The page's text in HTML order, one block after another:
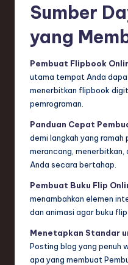
Sumber
yang
Pembuat Flipbook
utama tempat Anda
menerbitkan flipbook
pemrograman.
Panduan Cepat
demi langkah yang ramah
merancang,
Anda secara bertahap.
Pembuat Buku Flip
menambahkan elemen
dan animasi agar buku
Menetapkan Standar
Posting blog yang penuh
apa yang membuat